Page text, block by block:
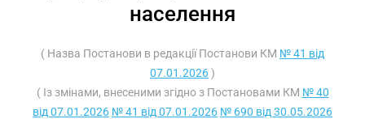
населення
( Назва Постанови в редакції Постанови КМ № 41 від
07.01.2026)
( Із змінами, внесеними згідно з Постановами КМ № 40
від 07.01.2026 № 41 від 07.01.2026 № 690 від 30.05.2026